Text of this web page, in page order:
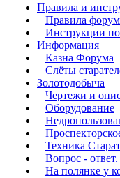
Правила и
Правила
Инструкции
Информация
Казна Форума
Слёты
Золотодобыча
Чертежи и
Оборудование
Техника
Вопрос - ответ.
На полянке у